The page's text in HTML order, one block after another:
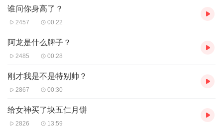
谁问你身高了？
2457 00:22
阿龙是什么牌子？
2485 00:28
刚才我是不是特别帅？
2867 00:30
给女神买了块五仁月饼
2826 13:59